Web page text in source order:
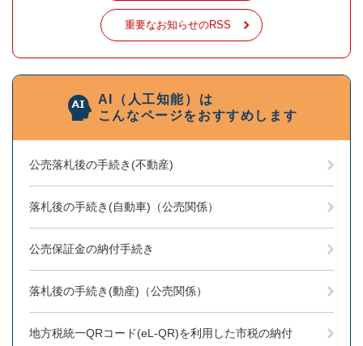
重要なお知らせのRSS
AI（人工知能）は
こんなページをおすすめします
公売落札後の手続き(不動産)
落札後の手続き(自動車)（公売関係）
公売保証金の納付手続き
落札後の手続き(動産)（公売関係）
地方税統一QRコード(eL-QR)を利用した市税の納付